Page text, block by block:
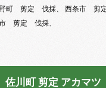
町 剪定 伐採、 西条市 剪
剪定 伐採、
佐川町 剪定 アカマツ